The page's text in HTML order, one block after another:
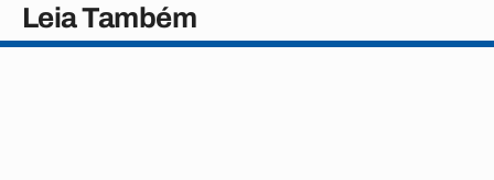
Leia Também